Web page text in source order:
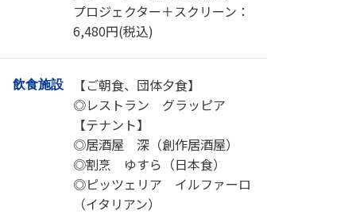
プロジェクター＋スクリーン：
6,480円(税込)
飲食施設
【ご朝食、団体夕食】
◎レストラン グラッピア
【テナント】
◎居酒屋 深（創作居酒屋）
◎割烹 ゆすら（日本食）
◎ピッツェリア イルファーロ
（イタリアン）